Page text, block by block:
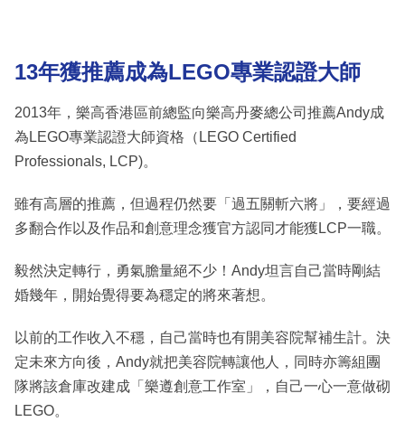
13年獲推薦成為LEGO專業認證大師
2013年，樂高香港區前總監向樂高丹麥總公司推薦Andy成
為LEGO專業認證大師資格（LEGO Certified
Professionals, LCP)。
雖有高層的推薦，但過程仍然要「過五關斬六將」，要經過
多翻合作以及作品和創意理念獲官方認同才能獲LCP一職。
毅然決定轉行，勇氣膽量絕不少！Andy坦言自己當時剛結
婚幾年，開始覺得要為穩定的將來著想。
以前的工作收入不穩，自己當時也有開美容院幫補生計。決
定未來方向後，Andy就把美容院轉讓他人，同時亦籌組團
隊將該倉庫改建成「樂遵創意工作室」，自己一心一意做砌
LEGO。